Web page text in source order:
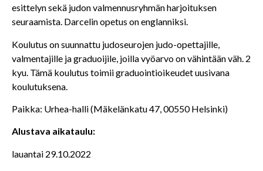
esittelyn sekä judon valmennusryhmän harjoituksen
seuraamista. Darcelin opetus on englanniksi.
Koulutus on suunnattu judoseurojen judo-opettajille,
valmentajille ja graduoijile, joilla vyöarvo on vähintään väh. 2
kyu. Tämä koulutus toimii graduointioikeudet uusivana
koulutuksena.
Paikka: Urhea-halli (Mäkelänkatu 47, 00550 Helsinki)
Alustava aikataulu:
lauantai 29.10.2022